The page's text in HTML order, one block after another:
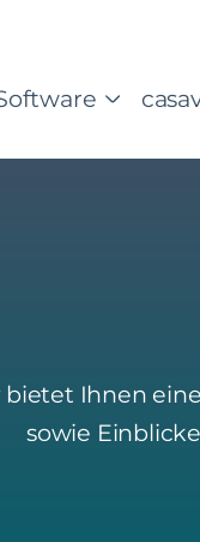
bietet Ihnen
sowie